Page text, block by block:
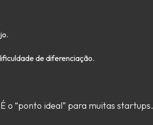
de diferenciação.
o “ponto ideal” para muitas startups.